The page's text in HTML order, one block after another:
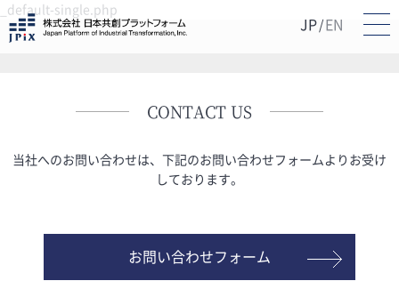
JP / EN
_default-single.php
CONTACT US
当社へのお問い合わせは、下記のお問い合わせフォームよりお受け
しております。
お問い合わせフォーム